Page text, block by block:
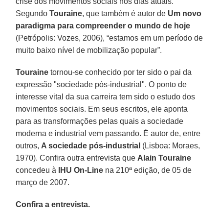
SegundoTouraine, que também é autor de Um novo
paradigma para compreender o mundo de hoje
(Petrópolis: Vozes, 2006), “estamos em um período de
muito baixo nível de mobilização popular”.
Touraine tornou-se conhecido por ter sido o pai da
expressão "sociedade pós-industrial". O ponto de
interesse vital da sua carreira tem sido o estudo dos
movimentos sociais. Em seus escritos, ele aponta
para as transformações pelas quais a sociedade
moderna e industrial vem passando. É autor de, entre
outros, A sociedade pós-industrial (Lisboa: Moraes,
1970). Confira outra entrevista que Alain Touraine
concedeu à
IHU On-Line na 210ª edição, de 05 de
março de 2007.
Confira a entrevista.